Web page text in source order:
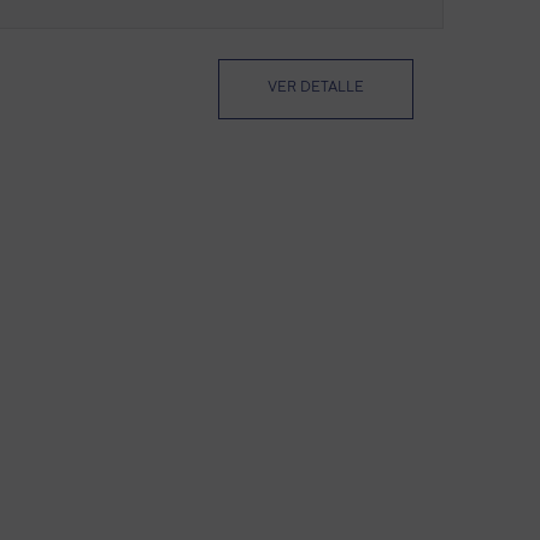
VER DETALLE